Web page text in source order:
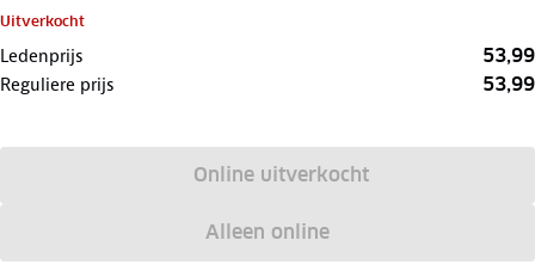
Uitverkocht
Ledenprijs 53,99
Reguliere prijs 53,99
Online uitverkocht
Alleen online